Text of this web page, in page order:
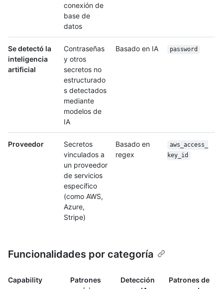
conexión de
base de
datos
Se detectó la
inteligencia
artificial
Contraseñas
y otros
secretos no
estructurado
s detectados
mediante
modelos de
IA
Basado en IA password
Proveedor
Secretos
vinculados a
un proveedor
de servicios
específico
(como AWS,
Azure,
Stripe)
Basado en
regex
aws_access_
key_id
Funcionalidades por categoría
Capability
Patrones
Detección
Patrones de